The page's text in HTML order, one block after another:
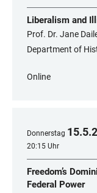
Liberalism and
Prof. Dr. Jane
Department of
Online
Donnerstag 15.5.
20:15 Uhr
Freedom’s
Federal Power